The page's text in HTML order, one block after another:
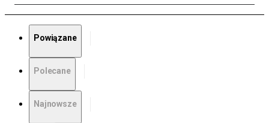
Powiązane
Polecane
Najnowsze